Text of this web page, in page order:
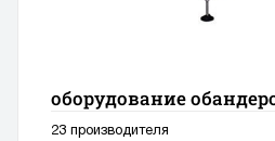
оборудование
23 производителя